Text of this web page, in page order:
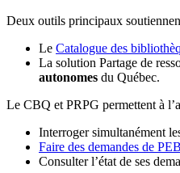
Deux outils principaux
Le Catalogue des
La solution Partage de
autonomes du Québec.
Le CBQ et PRPG permettent à
Interroger simultanément
Faire des demandes de PEB
Consulter l’état de ses